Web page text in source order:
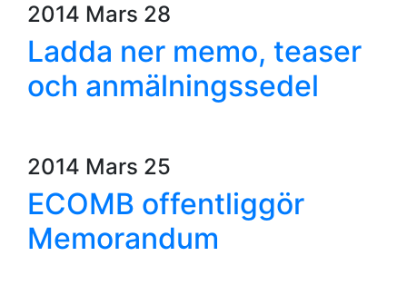
2014 Mars 28
Ladda ner memo, teaser
och anmälningssedel
2014 Mars 25
ECOMB offentliggör
Memorandum